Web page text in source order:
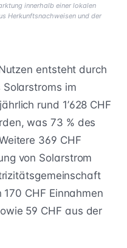
innerhalb einer lokalen
Herkunftsnachweisen und der
entsteht durch
im
rund 1’628 CHF
was 73 % des
369 CHF
von Solarstrom
CHF Einnahmen
59 CHF aus der